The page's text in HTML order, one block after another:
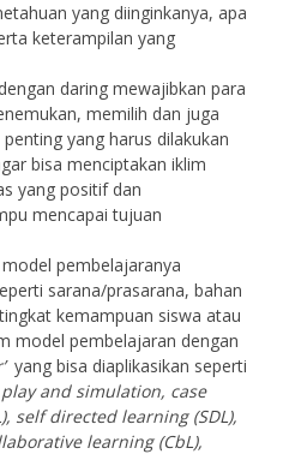
yang diinginkanya, apa
keterampilan yang
daring mewajibkan para
memilih dan juga
yang harus dilakukan
bisa menciptakan iklim
yang positif dan
mencapai tujuan
pembelajaranya
sarana/prasarana, bahan
kemampuan siswa atau
model pembelajaran dengan
yang bisa diaplikasikan seperti
and simulation, case
self directed learning (SDL),
learning (CbL),